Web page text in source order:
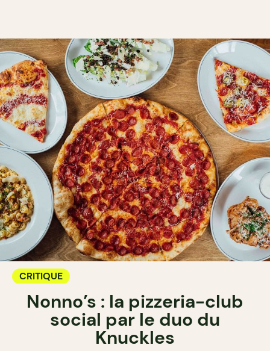
CRITIQUE
Nonno’s : la pizzeria-club
social par le duo du
Knuckles